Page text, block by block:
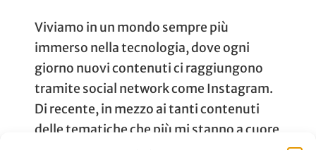
Viviamo in un mondo sempre più
immerso nella tecnologia, dove ogni
giorno nuovi contenuti ci raggiungono
tramite social network come Instagram.
Di recente, in mezzo ai tanti contenuti
delle tematiche che più mi stanno a cuore